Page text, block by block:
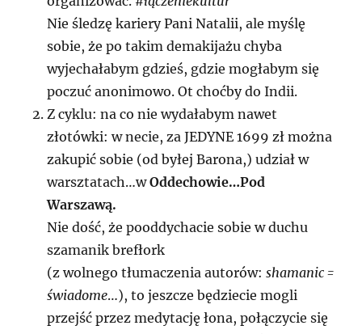
Nie śledzę kariery Pani Natalii, ale myślę
sobie, że po takim demakijażu chyba
wyjechałabym gdzieś, gdzie mogłabym się
poczuć anonimowo. Ot choćby do Indii.
Z cyklu: na co nie wydałabym nawet
złotówki: w necie, za JEDYNE 1699 zł można
zakupić sobie (od byłej Barona,) udział w
warsztatach…wOddechowie…Pod
Warszawą.
Nie dość, że pooddychacie sobie w duchu
szamanik brefłork
(z wolnego tłumaczenia autorów:shamanic =
świadome…), to jeszcze będziecie mogli
przejść przez medytację łona, połączycie się